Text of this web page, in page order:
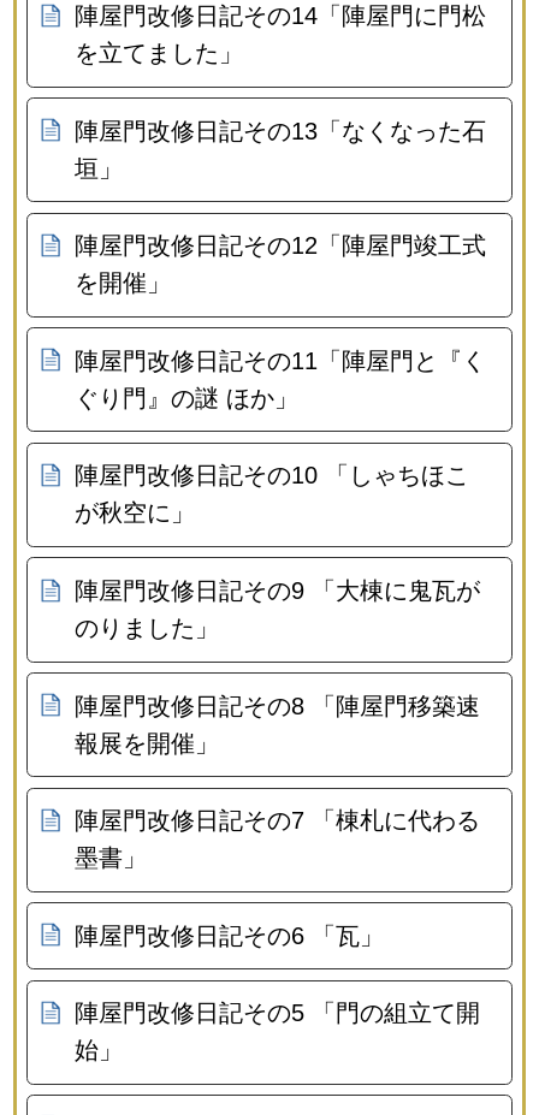
陣屋門改修日記その14「陣屋門に門松
を立てました」
陣屋門改修日記その13「なくなった石
垣」
陣屋門改修日記その12「陣屋門竣工式
を開催」
陣屋門改修日記その11「陣屋門と『く
ぐり門』の謎 ほか」
陣屋門改修日記その10 「しゃちほこ
が秋空に」
陣屋門改修日記その9 「大棟に鬼瓦が
のりました」
陣屋門改修日記その8 「陣屋門移築速
報展を開催」
陣屋門改修日記その7 「棟札に代わる
墨書」
陣屋門改修日記その6 「瓦」
陣屋門改修日記その5 「門の組立て開
始」